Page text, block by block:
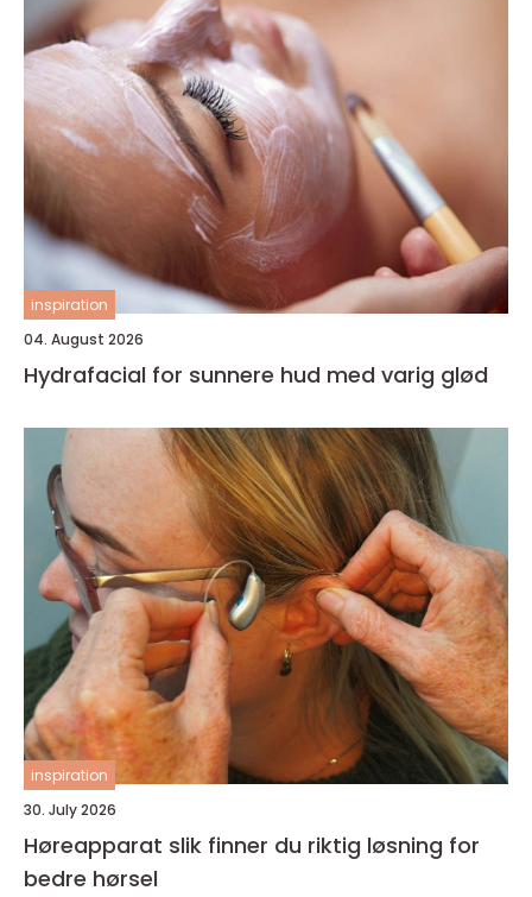
inspiration
04. August 2026
Hydrafacial for sunnere hud med varig glød
inspiration
30. July 2026
Høreapparat slik finner du riktig løsning for
bedre hørsel